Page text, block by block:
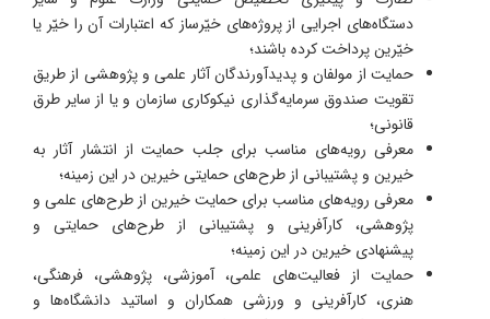
دستگاه‌های اجرایی از پروژه‌های خیّرساز که اعتبارات آن را خیّر یا
خیّرین پرداخت کرده باشند؛
حمایت از مولفان و پدیدآورندگان آثار علمی و پژوهشی از طریق
تقویت صندوق سرمایه‌گذاری نیکوکاری سازمان و یا از سایر طرق
قانونی؛
معرفی رویه‌های مناسب برای جلب حمایت از انتشار آثار به
خیرین و پشتیبانی از طرح‌های حمایتی خیرین در این زمینه؛
معرفی رویه‌های مناسب برای حمایت خیرین از طرح‌های علمی و
پژوهشی، کارآفرینی و پشتیبانی از طرح‌های حمایتی و
پیشنهادی خیرین در این زمینه؛
حمایت از فعالیت‌های علمی، آموزشی، پژوهشی، فرهنگی،
هنری، کارآفرینی و ورزشی همکاران و اساتید دانشگاه‌ها و